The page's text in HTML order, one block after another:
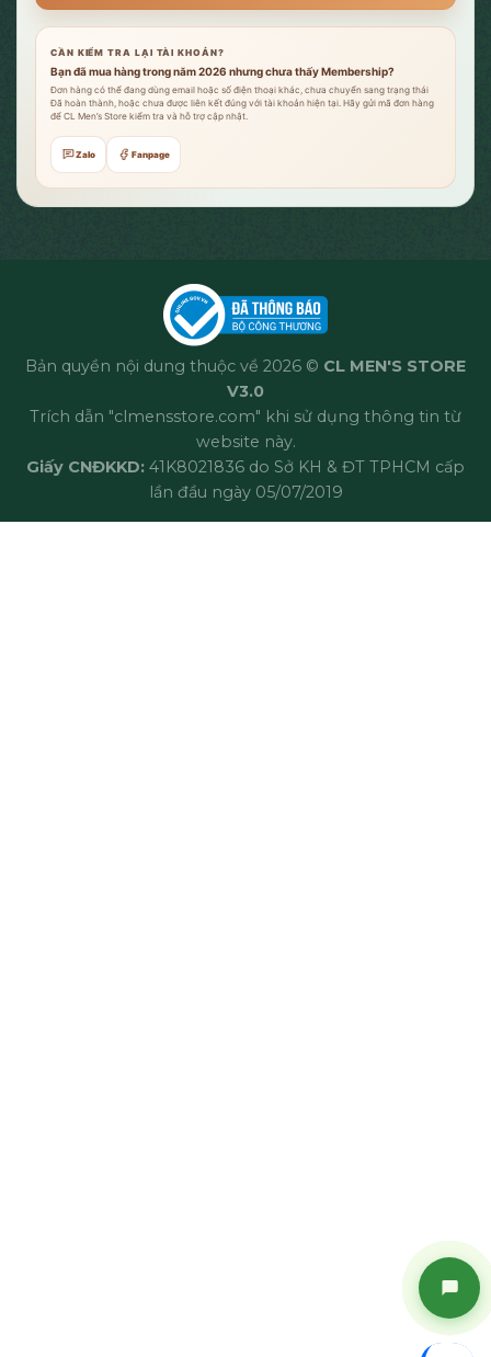
CẦN KIỂM TRA LẠI TÀI KHOẢN?
Bạn đã mua hàng trong năm 2026 nhưng chưa thấy Membership?
Đơn hàng có thể đang dùng email hoặc số điện thoại khác, chưa chuyển sang trạng thái
Đã hoàn thành, hoặc chưa được liên kết đúng với tài khoản hiện tại. Hãy gửi mã đơn hàng
để CL Men’s Store kiểm tra và hỗ trợ cập nhật.
Zalo Fanpage
Bản quyền nội dung thuộc về 2026 © CL MEN'S STORE
V3.0
Trích dẫn "clmensstore.com" khi sử dụng thông tin từ
website này.
Giấy CNĐKKD: 41K8021836 do Sở KH & ĐT TPHCM cấp
lần đầu ngày 05/07/2019